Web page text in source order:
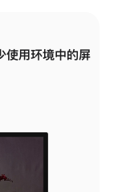
使用环境中的屏